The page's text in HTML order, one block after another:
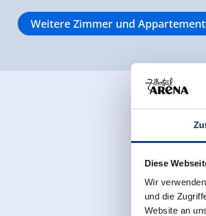
Diese
Wir
und die
Website an
Weitere Zimmer und